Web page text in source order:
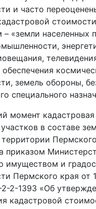
и часто
– «земли населенных
земель обороны,
специального
момент
в составе
территории
приказом
имуществом и
Пермского края от
2-1393 «Об
кадастровой